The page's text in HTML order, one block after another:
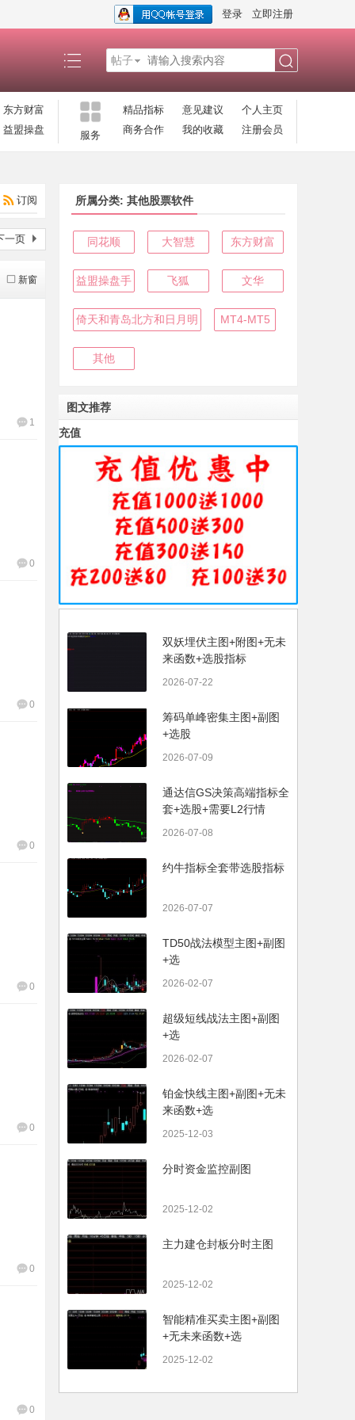
登录 立即注册
帖子
东方财富
益盟操盘
服务
精品指标 意见建议
个人主页
商务合作
我的收藏 注册会员
订阅
一页
新窗
1
0
0
0
0
0
0
0
所属分类: 其他股票软件
同花顺 大智慧 东方财富
益盟操盘手 飞狐 文华
倚天和青岛北方和日月明 MT4-MT5
其他
图文推荐
充值
双妖埋伏主图+附图+无未
来函数+选股指标
2026-07-22
筹码单峰密集主图+副图
+选股
2026-07-09
通达信GS决策高端指标全
套+选股+需要L2行情
2026-07-08
约牛指标全套带选股指标
2026-07-07
TD50战法模型主图+副图
+选
2026-02-07
超级短线战法主图+副图
+选
2026-02-07
铂金快线主图+副图+无未
来函数+选
2025-12-03
分时资金监控副图
2025-12-02
主力建仓封板分时主图
2025-12-02
智能精准买卖主图+副图
+无未来函数+选
2025-12-02